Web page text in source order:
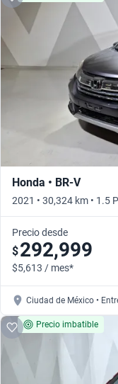
Honda • BR-V
2021 • 30,324 km • 1.5
Precio desde
$292,999
$5,613 / mes*
Ciudad de México •
Precio imbatible